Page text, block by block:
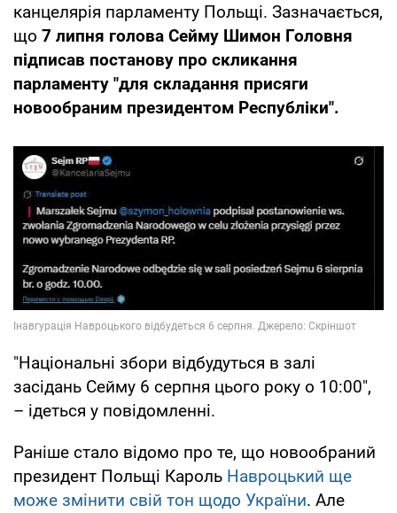
канцелярія парламенту Польщі. Зазначається,
що 7 липня голова Сейму Шимон Головня
підписав постанову про скликання
парламенту "для складання присяги
новообраним президентом Республіки".
"Національні збори відбудуться в залі
засідань Сейму 6 серпня цього року о 10:00",
– ідеться у повідомленні.
Раніше стало відомо про те, що новообраний
президент Польщі Кароль Навроцький ще
може змінити свій тон щодо України. Але